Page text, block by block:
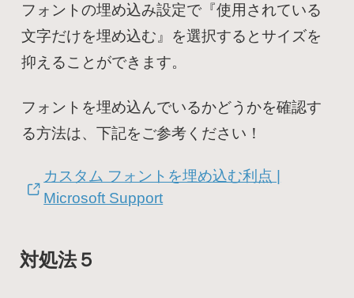
フォントの埋め込み設定で『使用されている
文字だけを埋め込む』を選択するとサイズを
抑えることができます。
フォントを埋め込んでいるかどうかを確認す
る方法は、下記をご参考ください！
カスタム フォントを埋め込む利点 |
Microsoft Support
対処法５